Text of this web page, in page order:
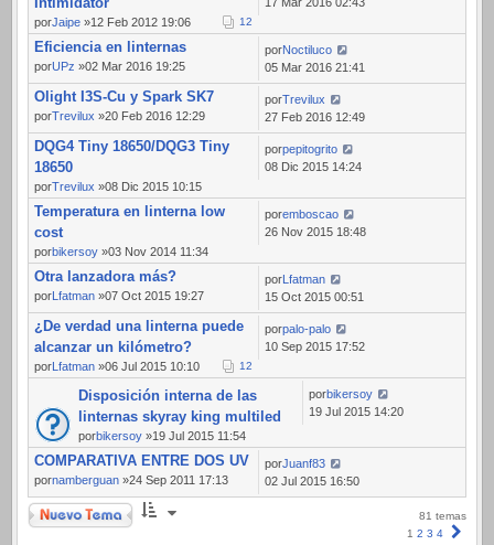
porJaipe »12 Feb 2012 19:06 12
Eficiencia en linternas
porUPz »02 Mar 2016 19:25
porNoctiluco
05 Mar 2016 21:41
Olight I3S-Cu y Spark SK7
porTrevilux »20 Feb 2016 12:29
porTrevilux
27 Feb 2016 12:49
DQG4 Tiny 18650/DQG3 Tiny
18650
porTrevilux »08 Dic 2015 10:15
porpepitogrito
08 Dic 2015 14:24
Temperatura en linterna low
cost
porbikersoy »03 Nov 2014 11:34
poremboscao
26 Nov 2015 18:48
Otra lanzadora más?
porLfatman »07 Oct 2015 19:27
porLfatman
15 Oct 2015 00:51
¿De verdad una linterna puede
alcanzar un kilómetro?
porLfatman »06 Jul 2015 10:10 12
porpalo-palo
10 Sep 2015 17:52
Disposición interna de las
linternas skyray king multiled
porbikersoy »19 Jul 2015 11:54
porbikersoy
19 Jul 2015 14:20
COMPARATIVA ENTRE DOS UV
pornamberguan »24 Sep 2011 17:13
porJuanf83
02 Jul 2015 16:50
Nuevo Tema
81 temas
1 2 3 4